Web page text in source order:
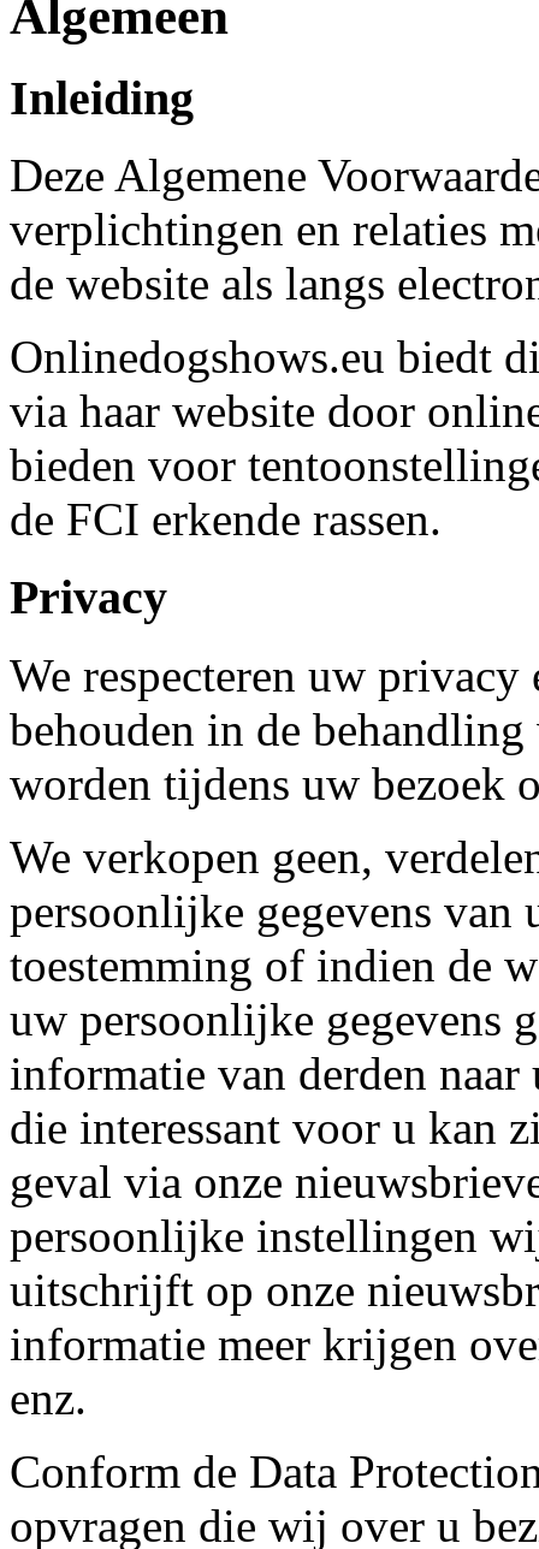
Algemeen
Inleiding
Deze Algemene
verplichtingen en relaties
de website als langs
Onlinedogshows.eu biedt
via haar website door
bieden voor
de FCI erkende rassen.
Privacy
We respecteren uw
behouden in de
worden tijdens uw bezoek
We verkopen geen,
persoonlijke gegevens van
toestemming of indien de
uw persoonlijke gegevens
informatie van derden
die interessant voor u kan
geval via onze
persoonlijke instellingen
uitschrijft op onze
informatie meer krijgen
enz.
Conform de Data
opvragen die wij over u